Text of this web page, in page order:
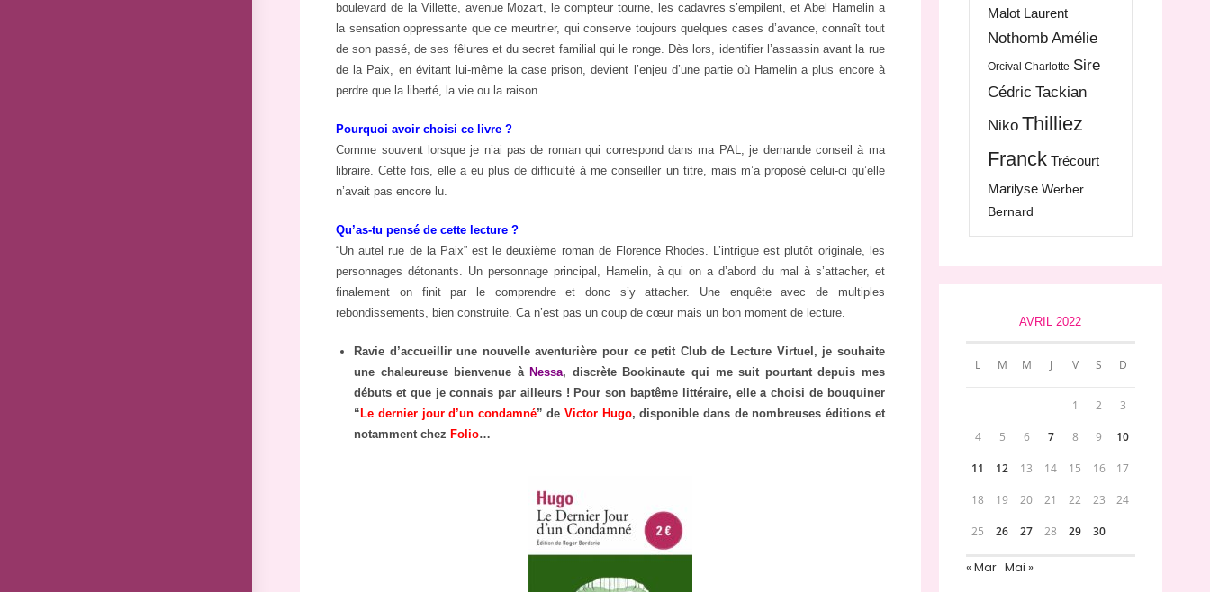
boulevard de la Villette, avenue Mozart, le compteur tourne, les cadavres s’empilent, et Abel Hamelin a
la sensation oppressante que ce meurtrier, qui conserve toujours quelques cases d’avance, connaît tout
de son passé, de ses fêlures et du secret familial qui le ronge. Dès lors, identifier l’assassin avant la rue
de la Paix, en évitant lui-même la case prison, devient l’enjeu d’une partie où Hamelin a plus encore à
perdre que la liberté, la vie ou la raison.
Pourquoi avoir choisi ce livre ?
Comme souvent lorsque je n’ai pas de roman qui correspond dans ma PAL, je demande conseil à ma
libraire. Cette fois, elle a eu plus de difficulté à me conseiller un titre, mais m’a proposé celui-ci qu’elle
n’avait pas encore lu.
Qu’as-tu pensé de cette lecture ?
“Un autel rue de la Paix” est le deuxième roman de Florence Rhodes. L’intrigue est plutôt originale, les
personnages détonants. Un personnage principal, Hamelin, à qui on a d’abord du mal à s’attacher, et
finalement on finit par le comprendre et donc s’y attacher. Une enquête avec de multiples
rebondissements, bien construite. Ca n’est pas un coup de cœur mais un bon moment de lecture.
Ravie d’accueillir une nouvelle aventurière pour ce petit Club de Lecture Virtuel, je souhaite
une chaleureuse bienvenue à Nessa, discrète Bookinaute qui me suit pourtant depuis mes
débuts et que je connais par ailleurs ! Pour son baptême littéraire, elle a choisi de bouquiner
“ Le dernier jour d’un condamné” deVictor Hugo, disponible dans de nombreuses éditions et
notamment chez Folio…
Malot Laurent
Nothomb Amélie
Orcival Charlotte Sire
Cédric Tackian
Niko Thilliez
Franck Trécourt
Marilyse Werber
Bernard
AVRIL 2022
L M M J V S D
1 2 3
4 5 6 7 8 9 10
11 12 13 14 15 16 17
18 19 20 21 22 23 24
25 26 27 28 29 30
« Mar Mai »